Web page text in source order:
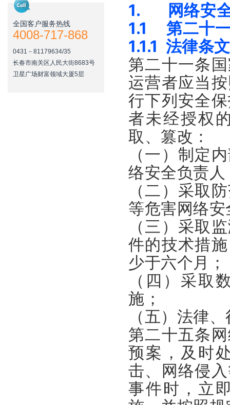
全国客户服务热线
4008-717-868
0431－81179634/35
长春市南关区人民大街8683号
卫星广场财富领域大厦5层
1. 网络安
1.1 第二十
1.1.1 法律条文
第二十一条
运营者应当
行下列安全
者未经授权
取、篡改：
（一）制定
络安全负责
（二）采取
等危害网络
（三）采取
件的技术措
少于六个月；
（四）采取
施；
（五）法律
第二十五条
预案，及时
击、网络侵
事件时，立